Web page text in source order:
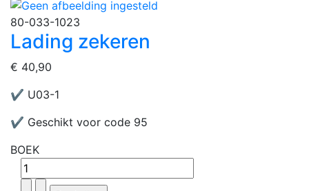
80-033-1023
Lading zekeren
€ 40,90
✔ U03-1
✔ Geschikt voor code 95
BOEK